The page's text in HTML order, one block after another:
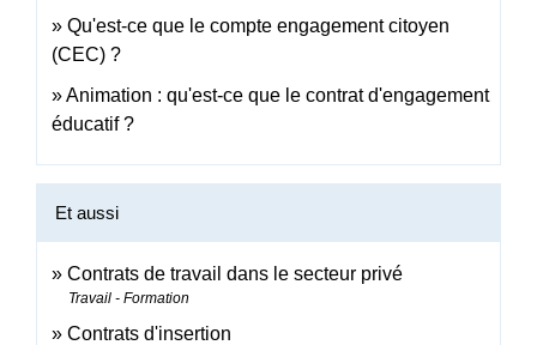
Qu'est-ce que le compte engagement citoyen
(CEC) ?
Animation : qu'est-ce que le contrat d'engagement
éducatif ?
Et aussi
Contrats de travail dans le secteur privé
Travail - Formation
Contrats d'insertion